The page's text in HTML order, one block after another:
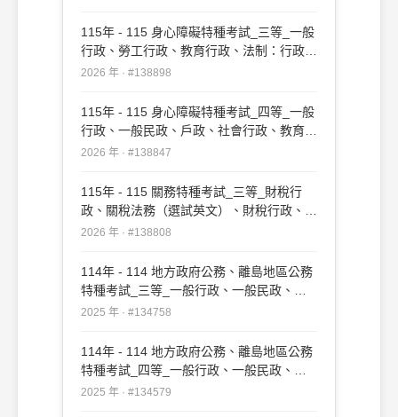
115年 - 115 身心障礙特種考試_三等_一般
行政、勞工行政、教育行政、法制：行政法
#138898
2026 年 · #138898
115年 - 115 身心障礙特種考試_四等_一般
行政、一般民政、戶政、社會行政、教育行
政：行政法概要#138847
2026 年 · #138847
115年 - 115 關務特種考試_三等_財稅行
政、關稅法務（選試英文）、財稅行政、關
稅法務（選試日文）：行政法#138808
2026 年 · #138808
114年 - 114 地方政府公務、離島地區公務
特種考試_三等_一般行政、一般民政、戶
政、原住民族行政、社會行政、勞工行政、
政、農業行政：行政法#134758
2025 年 · #134758
114年 - 114 地方政府公務、離島地區公務
特種考試_四等_一般行政、一般民政、客
家事務行政、戶政、原住民族行政、社會行
2025 年 · #134579